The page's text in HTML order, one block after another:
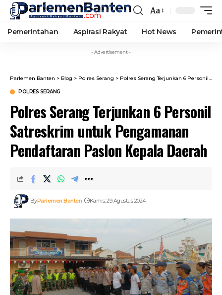
Font
Resizer
Aa
Pemerintahan Aspirasi Rakyat Hot News
- Advertisement -
Parlemen Banten > Blog > Polres Serang > Polres Serang Terjunkan 6 Personil Satreskrim untuk Pengamanan Pendaftaran Paslon Kepala Daerah
POLRES SERANG
Polres Serang Terjunkan 6 Personil
Satreskrim untuk Pengamanan
Pendaftaran Paslon Kepala Daerah
ByParlemen Banten Kamis, 29 Agustus 2024